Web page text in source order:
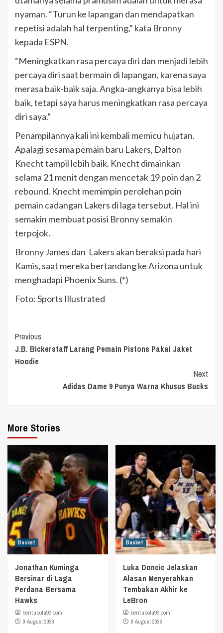
nyaman. “Turun ke lapangan dan mendapatkan
repetisi adalah hal terpenting,” kata Bronny
kepada ESPN.
“Meningkatkan rasa percaya diri dan menjadi lebih
percaya diri saat bermain di lapangan, karena saya
merasa baik-baik saja. Angka-angkanya bisa lebih
baik, tetapi saya harus meningkatkan rasa percaya
diri saya.”
Penampilannya kali ini kembali memicu hujatan.
Apalagi sesama pemain baru Lakers, Dalton
Knecht tampil lebih baik. Knecht dimainkan
selama 21 menit dengan mencetak 19 poin dan 2
rebound. Knecht memimpin perolehan poin
pemain cadangan Lakers di laga tersebut. Hal ini
semakin membuat posisi Bronny semakin
terpojok.
Bronny James dan Lakers akan beraksi pada hari
Kamis, saat mereka bertandang ke Arizona untuk
menghadapi Phoenix Suns. (*)
Foto: Sports Illustrated
Continue
Reading
Previous
J.B. Bickerstaff Larang Pemain Pistons Pakai Jaket
Hoodie
Next
Adidas Dame 9 Punya Warna Khusus Bucks
More Stories
Basket
Jonathan Kuminga
Bersinar di Laga
Perdana Bersama
Hawks
beritabola99.com
9 August 2026
Basket
Luka Doncic Jelaskan
Alasan Menyerahkan
Tembakan Akhir ke
LeBron
beritabola99.com
8 August 2026